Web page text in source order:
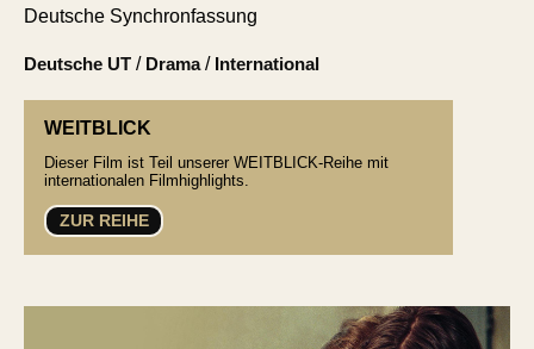
Deutsche Synchronfassung
Deutsche UT / Drama/ International
WEITBLICK
Dieser Film ist Teil unserer WEITBLICK-Reihe mit
internationalen Filmhighlights.
ZUR REIHE